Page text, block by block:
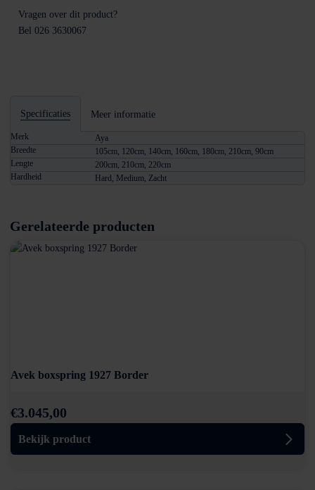
Vragen over dit product?
Bel 026 3630067
Specificaties Meer informatie
Merk
Aya
Breedte
105cm, 120cm, 140cm, 160cm, 180cm, 210cm, 90cm
Lengte
200cm, 210cm, 220cm
Hardheid
Hard, Medium, Zacht
Gerelateerde producten
Avek boxspring 1927 Border
€3.045,00
Bekijk product